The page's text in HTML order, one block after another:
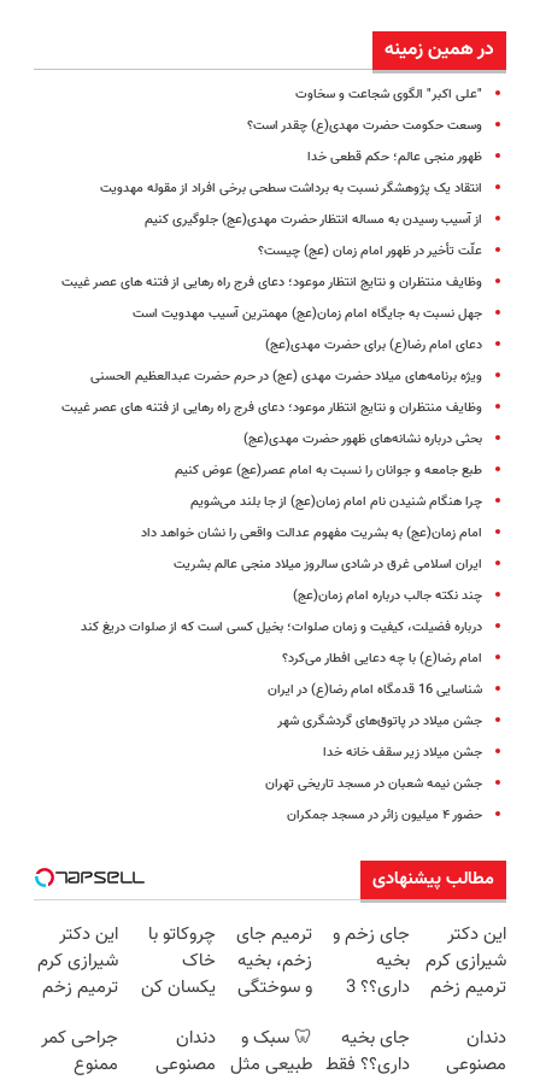
در همین زمینه
"علی اکبر" الگوی شجاعت و سخاوت
وسعت حکومت حضرت مهدی(ع) چقدر است؟
ظهور منجی عالم؛ حکم قطعی خدا
انتقاد یک پژوهشگر نسبت به برداشت سطحی برخی افراد از مقوله مهدویت
از آسیب رسیدن به مساله انتظار حضرت مهدی(عج) جلوگیری کنیم
علّت تأخیر در ظهور امام زمان (عج) چیست؟
وظایف منتظران و نتایج انتظار موعود؛ دعای فرج راه رهایی از فتنه های عصر غیبت
جهل نسبت به جایگاه امام زمان(عج) مهمترین آسیب مهدویت است
دعای امام رضا(ع) برای حضرت مهدی(عج)
ویژه برنامه‌های میلاد حضرت مهدی (عج) در حرم حضرت عبدالعظیم الحسنی
وظایف منتظران و نتایج انتظار موعود؛ دعای فرج راه رهایی از فتنه های عصر غیبت
بحثی درباره نشانه‌های ظهور حضرت مهدی(عج)
طبع جامعه و جوانان را نسبت به امام عصر(عج) عوض کنیم
چرا هنگام شنیدن نام امام زمان(عج) از جا بلند می‌شویم
امام زمان(عج) به بشریت مفهوم عدالت واقعی را نشان خواهد داد
ایران اسلامی غرق در شادی سالروز میلاد منجی عالم بشریت
چند نکته جالب درباره امام زمان(عج)
درباره فضیلت، کیفیت و زمان صلوات؛ بخیل کسی است که از صلوات دریغ کند
امام رضا(ع) با چه دعایی افطار می‌کرد؟
شناسایی 16 قدمگاه امام رضا(ع) در ایران
جشن میلاد در پاتوق‌های گردشگری شهر
جشن میلاد زیر سقف خانه خدا
جشن نیمه شعبان در مسجد تاریخی تهران
حضور ۴ میلیون زائر در مسجد جمکران
مطالب پیشنهادی
این دکتر
شیرازی کرم
ترمیم زخم
ساخت!!!
جای زخم و
بخیه
داری؟؟ 3
محوش کن!
ترمیم جای
زخم، بخیه
و سوختگی
هفته!!😍
چروکاتو با
خاک
یکسان کن
خانگی+آسان+به
صرفه)
این دکتر
شیرازی کرم
ترمیم زخم
ساخت!!!
دندان
مصنوعی
جای بخیه
داری؟؟ فقط
🦷 سبک و
طبیعی مثل
دندان
مصنوعی
جراحی کمر
ممنوع